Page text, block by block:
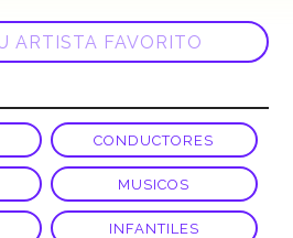
CONDUCTORES
MUSICOS
INFANTILES